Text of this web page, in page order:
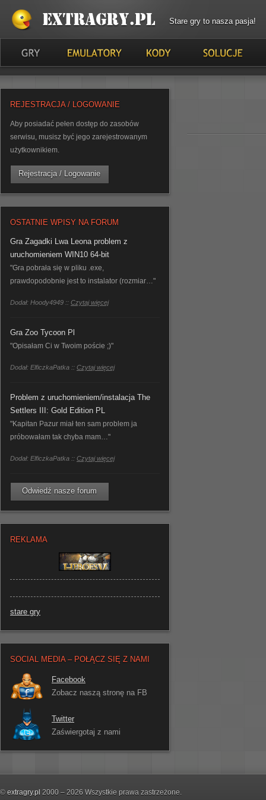
Stare gry to nasza pasja!
REJESTRACJA / LOGOWANIE
Aby posiadać pełen dostęp do zasobów
serwisu, musisz być jego zarejestrowanym
użytkownikiem.
Rejestracja / Logowanie
OSTATNIE WPISY NA FORUM
Gra Zagadki Lwa Leona problem z
uruchomieniem WIN10 64-bit
"Gra pobrała się w pliku .exe,
prawdopodobnie jest to instalator (rozmiar…"
Dodał: Hoody4949 :: Czytaj więcej
Gra Zoo Tycoon Pl
"Opisałam Ci w Twoim poście ;)"
Dodał: ElficzkaPatka :: Czytaj więcej
Problem z uruchomieniem/instalacja The
Settlers III: Gold Edition PL
"Kapitan Pazur miał ten sam problem ja
próbowałam tak chyba mam…"
Dodał: ElficzkaPatka :: Czytaj więcej
Odwiedź nasze forum
REKLAMA
stare gry
SOCIAL MEDIA – POŁĄCZ SIĘ Z NAMI
Facebook
Zobacz naszą stronę na FB
Twitter
Zaświergotaj z nami
© extragry.pl 2000 – 2026 Wszystkie prawa zastrzeżone.